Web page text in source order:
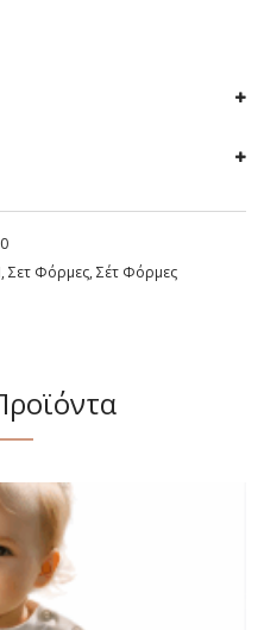
, Σετ Φόρμες, Σέτ Φόρμες